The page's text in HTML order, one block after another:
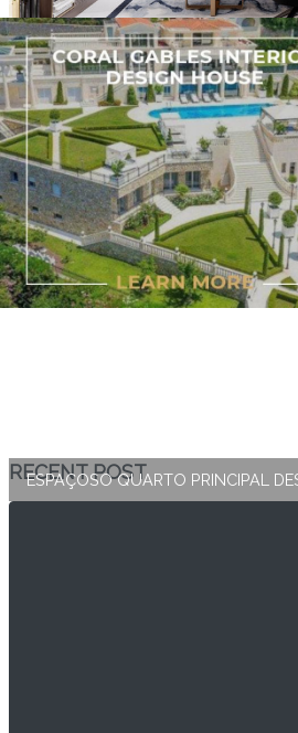
RECENT POST